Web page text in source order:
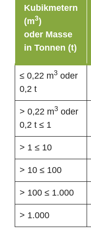
Kubikmetern
(m3)
oder Masse
in Tonnen (t)
≤ 0,22 m3 oder
0,2 t
> 0,22 m3 oder
0,2 t ≤ 1
> 1 ≤ 10
> 10 ≤ 100
> 100 ≤ 1.000
> 1.000